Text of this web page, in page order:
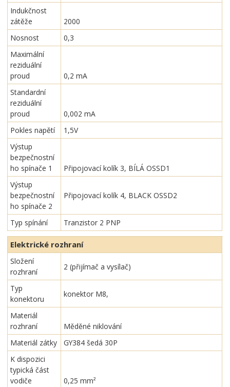
Indukčnost
zátěže
2000
Nosnost
0,3
Maximální
reziduální
proud
0,2 mA
Standardní
reziduální
proud
0,002 mA
Pokles napětí
1,5V
Výstup
bezpečnostní
ho spínače 1
Připojovací kolík 3, BÍLÁ OSSD1
Výstup
bezpečnostní
ho spínače 2
Připojovací kolík 4, BLACK OSSD2
Typ spínání Tranzistor 2 PNP
Elektrické rozhraní
Složení
rozhraní
2 (přijímač a vysílač)
Typ
konektoru
konektor M8,
Materiál
rozhraní
Měděné niklování
Materiál zátky
GY384 šedá 30P
K dispozici
typická část
vodiče
0,25 mm²